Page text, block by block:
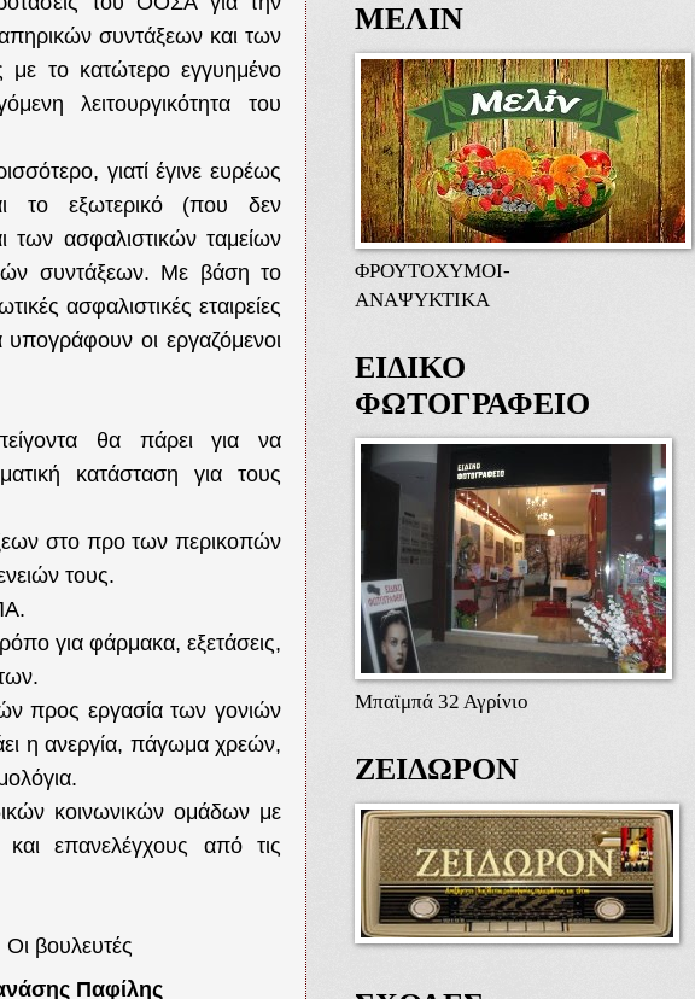
συντάξεων και των
το κατώτερο εγγυημένο
λειτουργικότητα του
γιατί έγινε ευρέως
το εξωτερικό (που δεν
των ασφαλιστικών ταμείων
συντάξεων. Με βάση το
ασφαλιστικές εταιρείες
οι εργαζόμενοι
θα πάρει για να
κατάσταση για τους
στο προ των περικοπών
τους.
για φάρμακα, εξετάσεις,
προς εργασία των γονιών
η ανεργία, πάγωμα χρεών,
κοινωνικών ομάδων με
και επανελέγχους από τις
Οι βουλευτές
Παφίλης
ΜΕΛΙΝ
ΦΡΟΥΤΟΧΥΜΟΙ-
ΑΝΑΨΥΚΤΙΚΑ
ΕΙΔΙΚΟ
ΦΩΤΟΓΡΑΦΕΙΟ
Μπαϊμπά 32 Αγρίνιο
ΖΕΙΔΩΡΟΝ